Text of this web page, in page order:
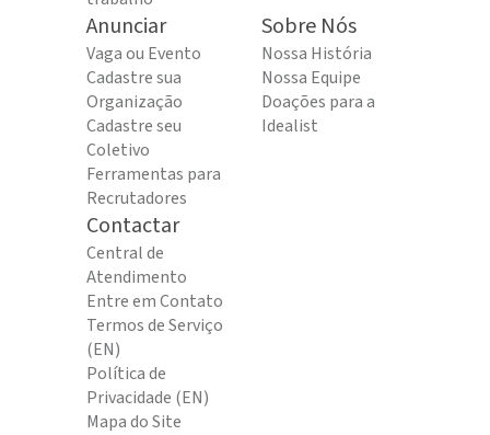
Anunciar
Vaga ou Evento
Cadastre sua
Organização
Cadastre seu
Coletivo
Ferramentas para
Recrutadores
Sobre Nós
Nossa História
Nossa Equipe
Doações para a
Idealist
Contactar
Central de
Atendimento
Entre em Contato
Termos de Serviço
(EN)
Política de
Privacidade (EN)
Mapa do Site